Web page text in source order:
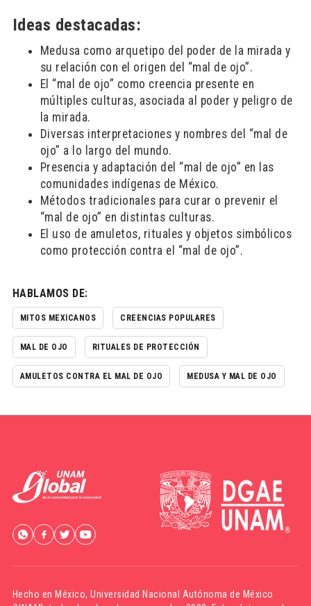
Ideas destacadas:
Medusa como arquetipo del poder de la mirada y
su relación con el origen del “mal de ojo”.
El “mal de ojo” como creencia presente en
múltiples culturas, asociada al poder y peligro de
la mirada.
Diversas interpretaciones y nombres del “mal de
ojo” a lo largo del mundo.
Presencia y adaptación del “mal de ojo” en las
comunidades indígenas de México.
Métodos tradicionales para curar o prevenir el
“mal de ojo” en distintas culturas.
El uso de amuletos, rituales y objetos simbólicos
como protección contra el “mal de ojo”.
HABLAMOS DE:
MITOS MEXICANOS CREENCIAS POPULARES
MAL DE OJO RITUALES DE PROTECCIÓN
AMULETOS CONTRA EL MAL DE OJO MEDUSA Y MAL DE OJO
Hecho en México,Universidad Nacional Autónoma de México